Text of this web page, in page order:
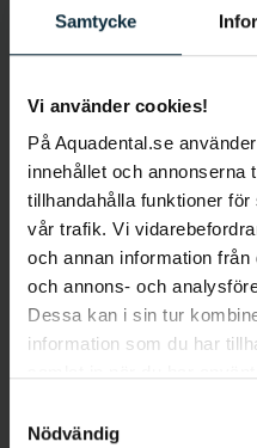
Samtycke
Vi använder cookies!
På Aquadental.se
innehållet och annonserna
tillhandahålla funktioner
vår trafik. Vi
och annan information
och annons- och
Dessa kan i sin tur
information som du har
Nödvändig